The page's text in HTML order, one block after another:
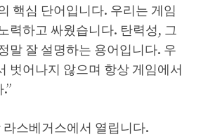
핵심 단어입니다. 우리는 게임
력하고 싸웠습니다. 탄력성, 그
말 잘 설명하는 용어입니다. 우
벗어나지 않으며 항상 게임에서
스베거스에서 열립니다.